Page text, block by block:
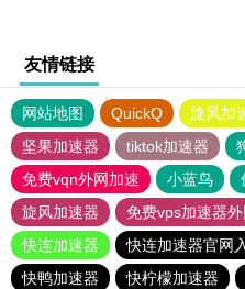
友情链接
网站地图 QuickQ 旋风加
坚果加速器
tiktok加速器
免费vqn外网加速
小蓝鸟
旋风加速器
免费vps加速器
快连加速器
快连加速器官网
快鸭加速器
快柠檬加速器